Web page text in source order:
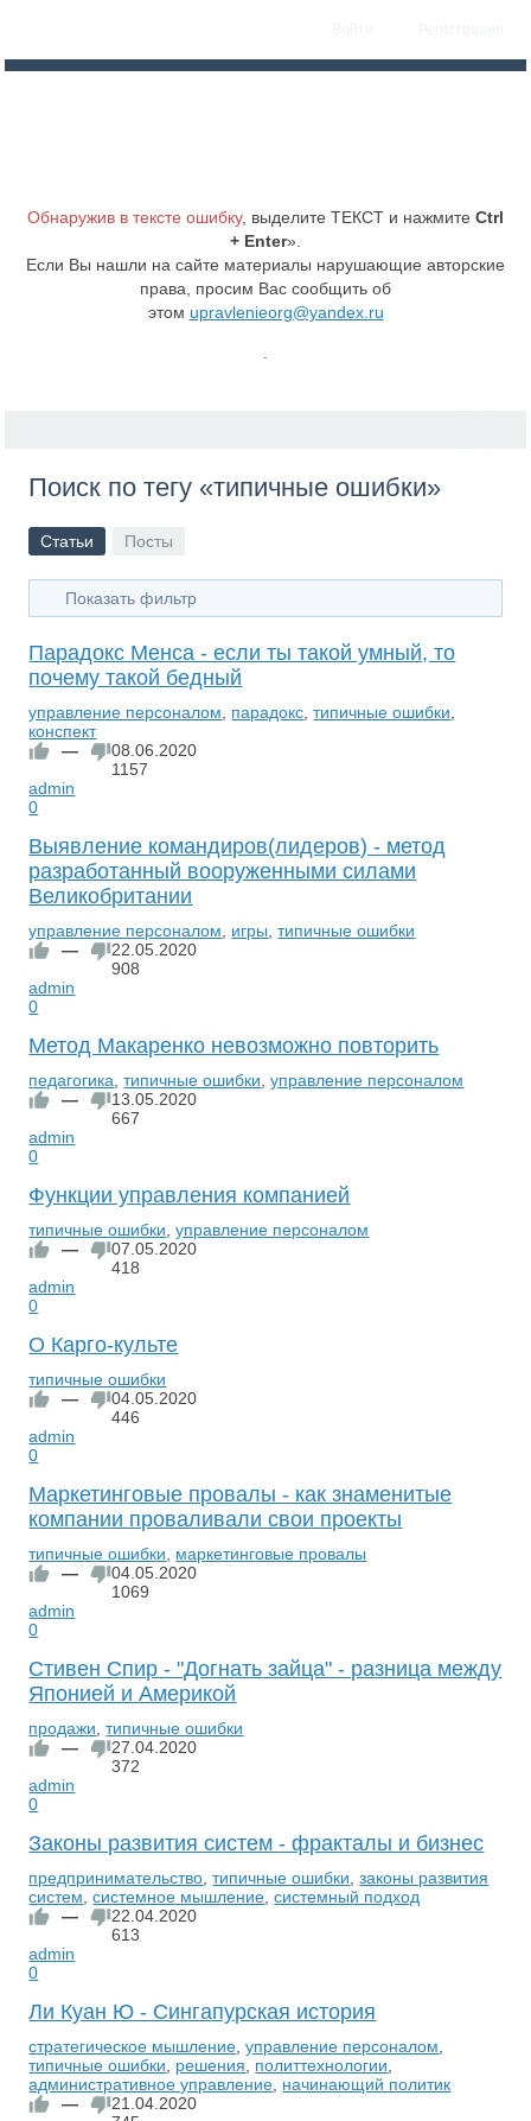
Обнаружив в тексте ошибку, выделите ТЕКСТ и нажмите Ctrl
+ Enter».
Если Вы нашли на сайте материалы нарушающие авторские
права, просим Вас сообщить об
этом upravlenieorg@yandex.ru
Поиск по тегу «типичные ошибки»
Статьи Посты
Показать фильтр
Парадокс Менса - если ты такой умный, то
почему такой бедный
управление персоналом парадокс ,типичные ошибки
конспект
—
08.06.2020
1157
admin
0
Выявление командиров(лидеров) - метод
разработанный вооруженными силами
Великобритании
управление персоналом игры ,типичные ошибки
—
22.05.2020
908
admin
0
Метод Макаренко невозможно повторить
педагогика ,типичные ошибки ,управление персоналом
—
13.05.2020
667
admin
0
Функции управления компанией
типичные ошибки ,управление персоналом
—
07.05.2020
418
admin
0
О Карго-культе
типичные ошибки
—
04.05.2020
446
admin
0
Маркетинговые провалы - как знаменитые
компании проваливали свои проекты
типичные ошибки
маркетинговые провалы
—
04.05.2020
1069
admin
0
Стивен Спир - "Догнать зайца" - разница между
Японией и Америкой
продажи ,типичные ошибки
—
27.04.2020
372
admin
0
Законы развития систем - фракталы и бизнес
предпринимательство ,типичные ошибки ,законы развития
систем ,системное мышление ,системный подход
—
22.04.2020
613
admin
0
Ли Куан Ю - Сингапурская история
стратегическое мышление ,управление персоналом
типичные ошибки
решения политтехнологии
административное управление начинающий политик
—
21.04.2020